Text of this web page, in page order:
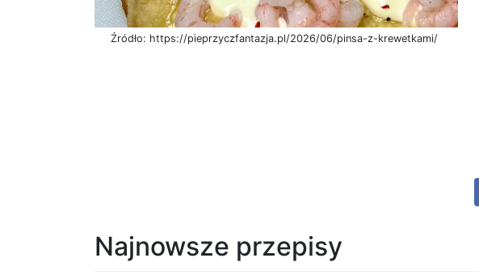
Źródło: https://pieprzyczfantazja.pl/2026/06/pinsa-z-krewetkami/
Najnowsze przepisy